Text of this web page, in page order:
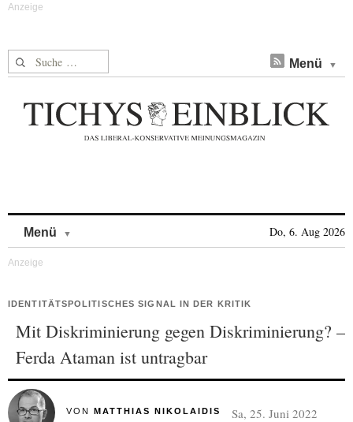
Suche nach: Menü
Menü Do, 6. Aug 2026
IDENTITÄTSPOLITISCHES SIGNAL IN DER KRITIK
Mit Diskriminierung gegen Diskriminierung? –
Ferda Ataman ist untragbar
VON MATTHIAS NIKOLAIDIS Sa, 25. Juni 2022